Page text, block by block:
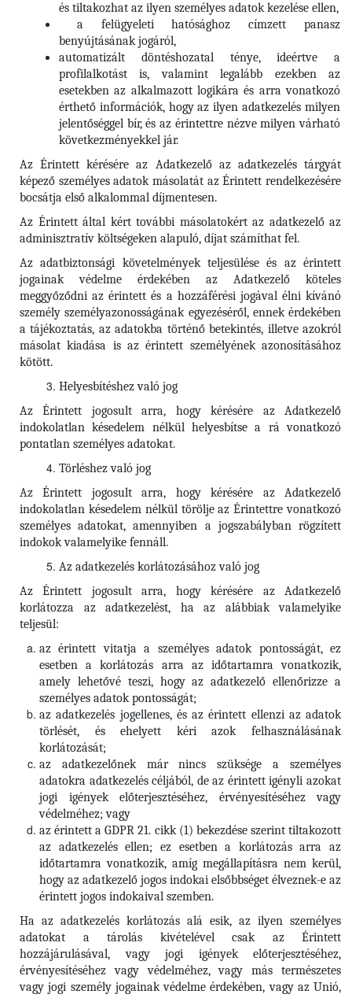
és tiltakozhat az ilyen személyes adatok kezelése ellen,
a felügyeleti hatósághoz címzett panasz
benyújtásának jogáról,
automatizált döntéshozatal ténye, ideértve a
profilalkotást is, valamint legalább ezekben az
esetekben az alkalmazott logikára és arra vonatkozó
érthető információk, hogy az ilyen adatkezelés milyen
jelentőséggel bír, és az érintettre nézve milyen várható
következményekkel jár.
Az Érintett kérésére az Adatkezelő az adatkezelés tárgyát
képező személyes adatok másolatát az Érintett rendelkezésére
bocsátja első alkalommal díjmentesen.
Az Érintett által kért további másolatokért az adatkezelő az
adminisztratív költségeken alapuló, díjat számíthat fel.
Az adatbiztonsági követelmények teljesülése és az érintett
jogainak védelme érdekében az Adatkezelő köteles
meggyőződni az érintett és a hozzáférési jogával élni kívánó
személy személyazonosságának egyezéséről, ennek érdekében
a tájékoztatás, az adatokba történő betekintés, illetve azokról
másolat kiadása is az érintett személyének azonosításához
kötött.
Helyesbítéshez való jog
Az Érintett jogosult arra, hogy kérésére az Adatkezelő
indokolatlan késedelem nélkül helyesbítse a rá vonatkozó
pontatlan személyes adatokat.
Törléshez való jog
Az Érintett jogosult arra, hogy kérésére az Adatkezelő
indokolatlan késedelem nélkül törölje az Érintettre vonatkozó
személyes adatokat, amennyiben a jogszabályban rögzített
indokok valamelyike fennáll.
Az adatkezelés korlátozásához való jog
Az Érintett jogosult arra, hogy kérésére az Adatkezelő
korlátozza az adatkezelést, ha az alábbiak valamelyike
teljesül:
az érintett vitatja a személyes adatok pontosságát, ez
esetben a korlátozás arra az időtartamra vonatkozik,
amely lehetővé teszi, hogy az adatkezelő ellenőrizze a
személyes adatok pontosságát;
az adatkezelés jogellenes, és az érintett ellenzi az adatok
törlését, és ehelyett kéri azok felhasználásának
korlátozását;
az adatkezelőnek már nincs szüksége a személyes
adatokra adatkezelés céljából, de az érintett igényli azokat
jogi igények előterjesztéséhez, érvényesítéséhez vagy
védelméhez; vagy
az érintett a GDPR 21. cikk (1) bekezdése szerint tiltakozott
az adatkezelés ellen; ez esetben a korlátozás arra az
időtartamra vonatkozik, amíg megállapításra nem kerül,
hogy az adatkezelő jogos indokai elsőbbséget élveznek-e az
érintett jogos indokaival szemben.
Ha az adatkezelés korlátozás alá esik, az ilyen személyes
adatokat a tárolás kivételével csak az Érintett
hozzájárulásával, vagy jogi igények előterjesztéséhez,
érvényesítéséhez vagy védelméhez, vagy más természetes
vagy jogi személy jogainak védelme érdekében, vagy az Unió,